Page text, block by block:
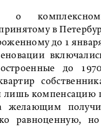
о комплексном
в
до 1
до
лишь компенсацию
желающим
равноценную,